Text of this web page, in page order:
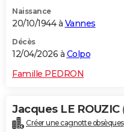
Naissance
20/10/1944 à Vannes
Décès
12/04/2026 à Colpo
Famille PEDRON
Jacques LE ROUZIC
Créer une cagnotte obsèques